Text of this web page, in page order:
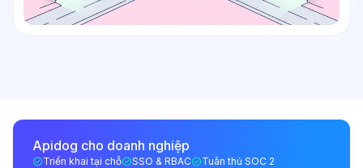
Apidog cho doanh nghiệp
Triển khai tại chỗ SSO & RBAC Tuân thủ SOC 2